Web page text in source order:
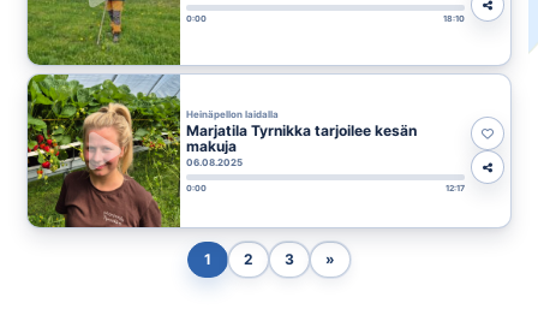
0:00 18:10
Heinäpellon laidalla
Marjatila Tyrnikka tarjoilee kesän
makuja
06.08.2025
0:00 12:17
1 2 3 »